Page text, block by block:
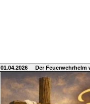
01.04.2026 Der